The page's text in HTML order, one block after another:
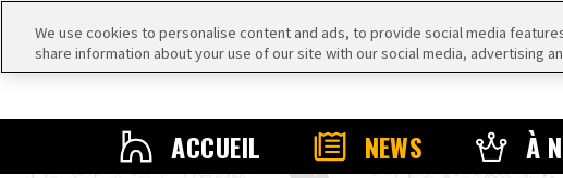
ACCUEIL NEWS À
We use cookies to personalise content and ads, to provide social media
share information about your use of our site with our social media, advertising